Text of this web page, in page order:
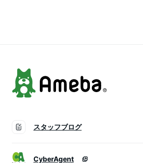
スタッフブログ
CyberAgent